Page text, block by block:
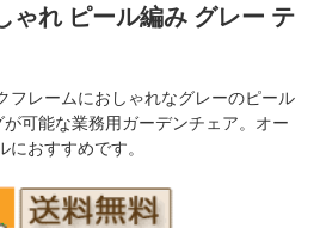
ゃれ ピール編み グレー テ
フレームにおしゃれなグレーのピール
可能な業務用ガーデンチェア。オー
おすすめです。